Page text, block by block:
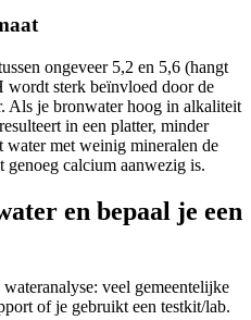
ongeveer 5,2 en 5,6 (hangt
wordt sterk beïnvloed door de
Als je bronwater hoog in alkaliteit
in een platter, minder
water met weinig mineralen de
calcium aanwezig is.
en bepaal je een
veel gemeentelijke
of je gebruikt een testkit/lab.